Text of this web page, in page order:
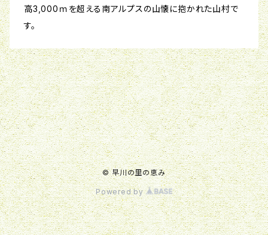
高3,000ｍを超える南アルプスの山懐に抱かれた山村で
す。
© 早川の里の恵み
Powered by